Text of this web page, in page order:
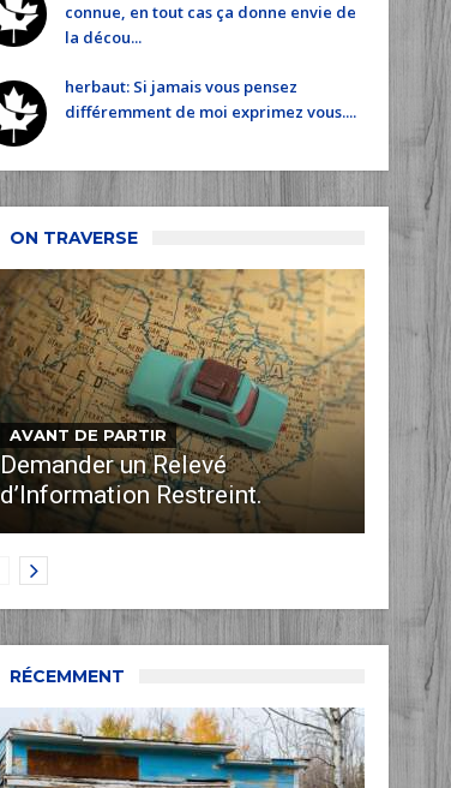
connue, en tout cas ça donne envie de
la décou...
herbaut: Si jamais vous pensez
différemment de moi exprimez vous....
ON TRAVERSE
AVANT DE PARTIR
Demander un Relevé
d’Information Restreint.
RÉCEMMENT